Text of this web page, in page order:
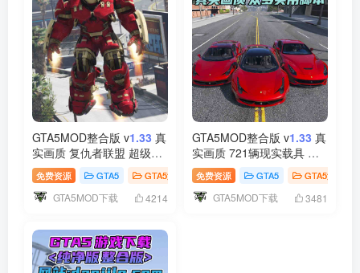
GTA5MOD整合版 v1.33 真
实画质 复仇者联盟 超级英
雄版 众多实用脚本 [赠送：
修改器 运行库 无限金币 通
关存档]【73.2GB】
免费资源 GTA5 GTA5游戏
GTA5MOD下载 4214
GTA5MOD整合版 v1.33 真
实画质 721辆现实载具 替
换了超多路人载具 众多实
用脚本 [赠送：修改器 运行
库 无限金币 通关存档]
免费资源 GTA5 GTA5游戏
GTA5MOD下载 3481